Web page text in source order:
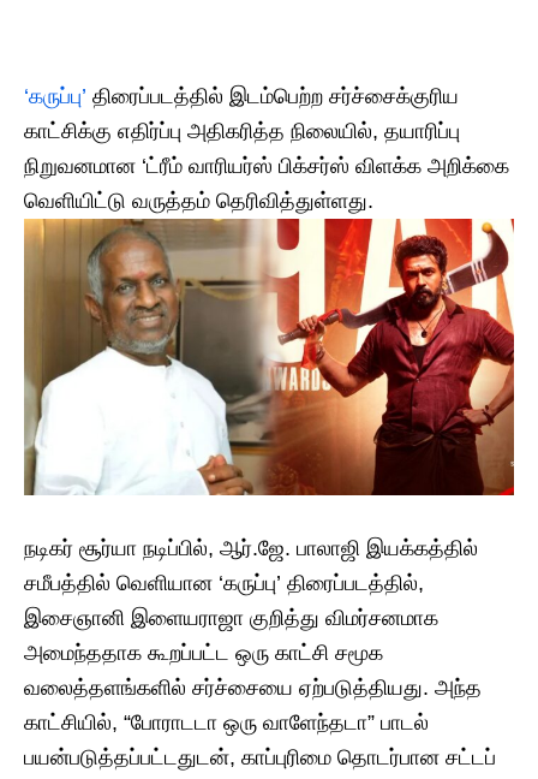
‘கருப்பு’ திரைப்படத்தில் இடம்பெற்ற சர்ச்சைக்குரிய
காட்சிக்கு எதிர்ப்பு அதிகரித்த நிலையில், தயாரிப்பு
நிறுவனமான ‘ட்ரீம் வாரியர்ஸ் பிக்சர்ஸ் விளக்க அறிக்கை
வெளியிட்டு வருத்தம் தெரிவித்துள்ளது.
நடிகர் சூர்யா நடிப்பில், ஆர்.ஜே. பாலாஜி இயக்கத்தில்
சமீபத்தில் வெளியான ‘கருப்பு’ திரைப்படத்தில்,
இசைஞானி இளையராஜா குறித்து விமர்சனமாக
அமைந்ததாக கூறப்பட்ட ஒரு காட்சி சமூக
வலைத்தளங்களில் சர்ச்சையை ஏற்படுத்தியது. அந்த
காட்சியில், “போராடடா ஒரு வாளேந்தடா” பாடல்
பயன்படுத்தப்பட்டதுடன், காப்புரிமை தொடர்பான சட்டப்